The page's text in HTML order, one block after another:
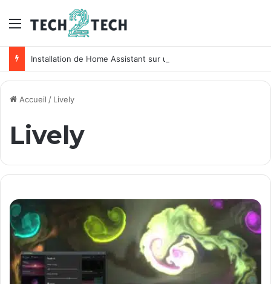
Menu
Installation de Home Assistant sur un NAS Synology
Accueil / Lively
Lively